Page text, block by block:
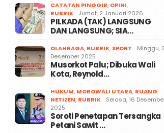
CATATAN PINGGIR, OPINI,
RUBRIK
Jumat, 2 Januari 2026
PILKADA (TAK) LANGSUNG
DAN LANGSUNG; SIA…
OLAHRAGA, RUBRIK, SPORT
Minggu,
Desember 2025
Musorkot Palu; Dibuka Wali
Kota, Reynold…
HUKUM, MOROWALI UTARA, RUANG
NETIZEN, RUBRIK
Selasa, 16
2025
Soroti Penetapan Tersangka
Petani Sawit …